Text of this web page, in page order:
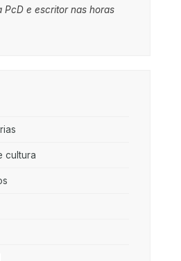
PcD e escritor nas horas
cultura